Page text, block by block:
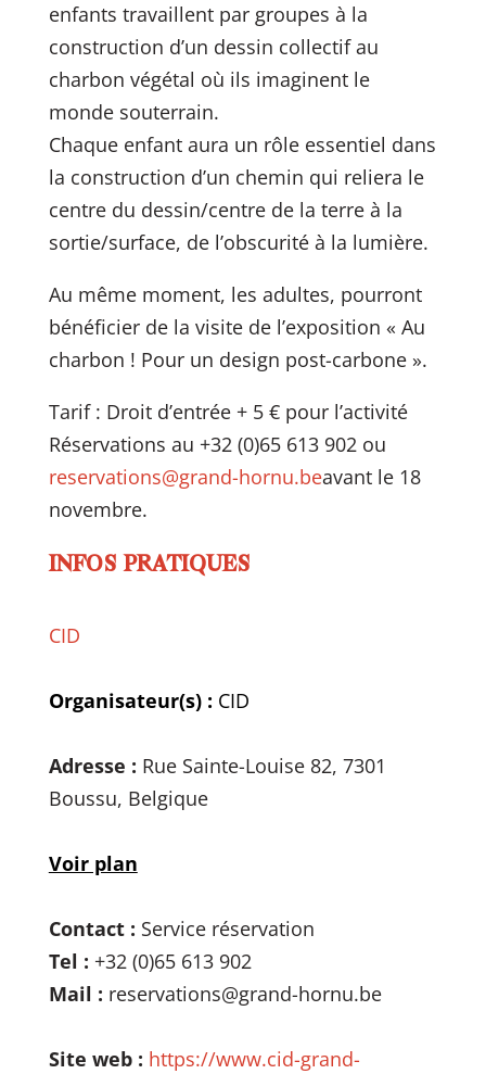
enfants travaillent par groupes à la
construction d’un dessin collectif au
charbon végétal où ils imaginent le
monde souterrain.
Chaque enfant aura un rôle essentiel dans
la construction d’un chemin qui reliera le
centre du dessin/centre de la terre à la
sortie/surface, de l’obscurité à la lumière.
Au même moment, les adultes, pourront
bénéficier de la visite de l’exposition « Au
charbon ! Pour un design post-carbone ».
Tarif : Droit d’entrée + 5 € pour l’activité
Réservations au +32 (0)65 613 902 ou
reservations@grand-hornu.beavant le 18
novembre.
INFOS PRATIQUES
CID
Organisateur(s) : CID
Adresse : Rue Sainte-Louise 82, 7301
Boussu, Belgique
Voir plan
Contact : Service réservation
Tel : +32 (0)65 613 902
Mail : reservations@grand-hornu.be
Site web : https://www.cid-grand-